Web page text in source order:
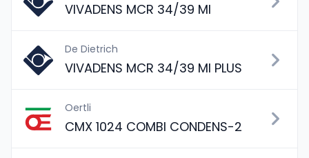
VIVADENS MCR 34/39 MI
De Dietrich
VIVADENS MCR 34/39 MI PLUS
Oertli
CMX 1024 COMBI CONDENS-2